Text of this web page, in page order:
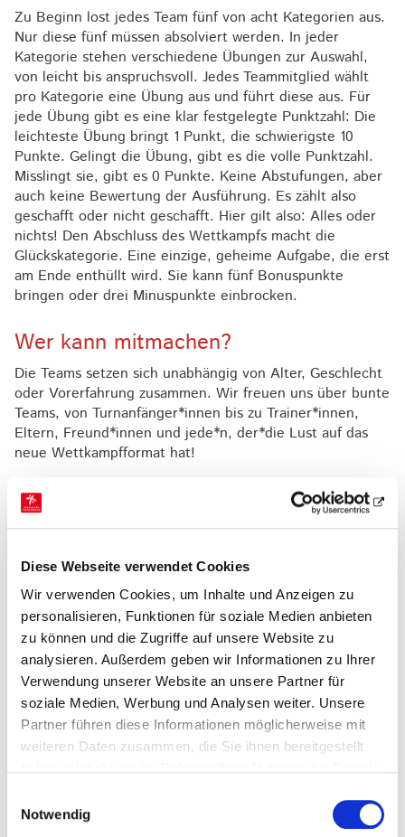
Diese Webseite verwendet Cookies
Wir verwenden Cookies, um Inhalte und Anzeigen zu
personalisieren, Funktionen für soziale Medien anbieten
zu können und die Zugriffe auf unsere Website zu
analysieren. Außerdem geben wir Informationen zu Ihrer
Verwendung unserer Website an unsere Partner für
soziale Medien, Werbung und Analysen weiter. Unsere
Partner führen diese Informationen möglicherweise mit
weiteren Daten zusammen, die Sie ihnen bereitgestellt
Notwendig
Zu Beginn lost jedes Team fünf von acht Kategorien aus.
Nur diese fünf müssen absolviert werden. In jeder
Kategorie stehen verschiedene Übungen zur Auswahl,
von leicht bis anspruchsvoll. Jedes Teammitglied wählt
pro Kategorie eine Übung aus und führt diese aus. Für
jede Übung gibt es eine klar festgelegte Punktzahl: Die
leichteste Übung bringt 1 Punkt, die schwierigste 10
Punkte. Gelingt die Übung, gibt es die volle Punktzahl.
Misslingt sie, gibt es 0 Punkte. Keine Abstufungen, aber
auch keine Bewertung der Ausführung. Es zählt also
geschafft oder nicht geschafft. Hier gilt also: Alles oder
nichts! Den Abschluss des Wettkampfs macht die
Glückskategorie. Eine einzige, geheime Aufgabe, die erst
am Ende enthüllt wird. Sie kann fünf Bonuspunkte
bringen oder drei Minuspunkte einbrocken.
Wer kann mitmachen?
Die Teams setzen sich unabhängig von Alter, Geschlecht
oder Vorerfahrung zusammen. Wir freuen uns über bunte
Teams, von Turnanfänger*innen bis zu Trainer*innen,
Eltern, Freund*innen und jede*n, der*die Lust auf das
neue Wettkampfformat hat!
Eckpunkte:
Altersgemischter Wettkampf
möglich
Wenig Geräte & Materialien
Einfache Durchführung
Einfache Bewertung
Lust ALL IN zu gehen?
Ihr habt Lust ALL IN zu gehen und gemeinsam mit uns
Ausrichter eines Teamwettkampfs, der begeistert,